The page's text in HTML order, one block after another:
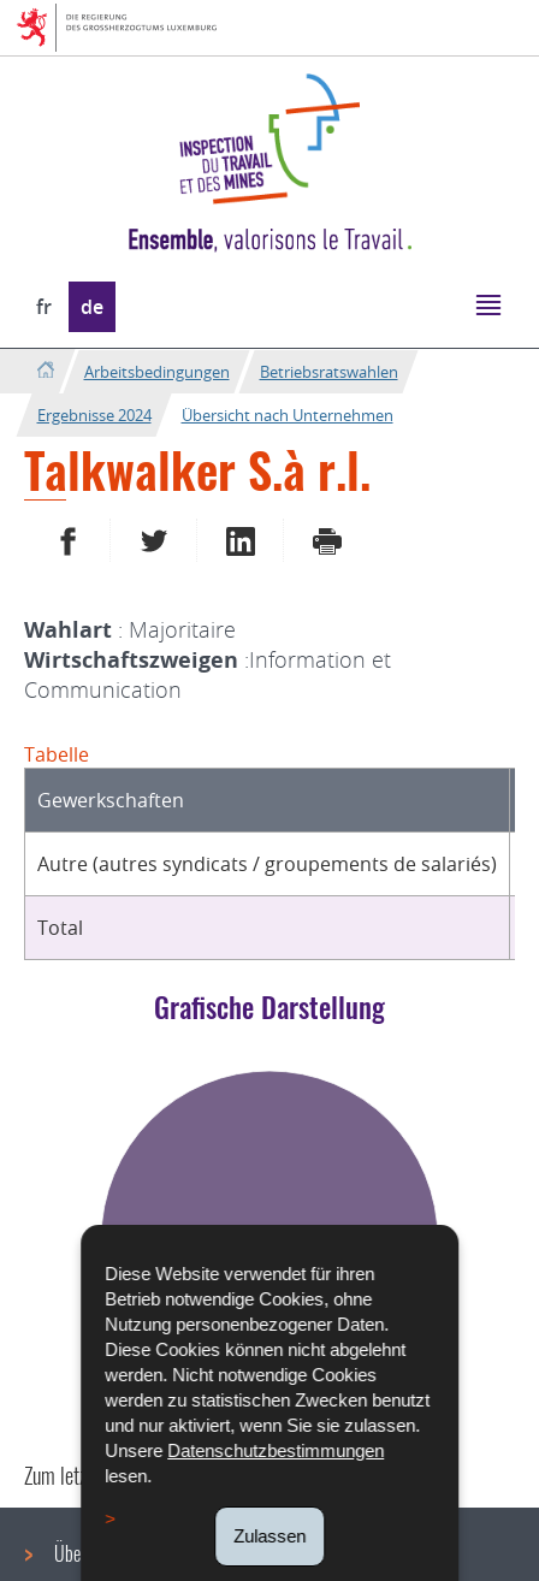
Diese Website verwendet für ihren
Betrieb notwendige Cookies, ohne
Nutzung personenbezogener Daten.
Diese Cookies können nicht abgelehnt
werden. Nicht notwendige Cookies
werden zu statistischen Zwecken benutzt
und nur aktiviert, wenn Sie sie zulassen.
Unsere Datenschutzbestimmungen
lesen.
Zulassen
Zur
Navigation
Zum
Inhalt
Sprache
wechseln
fr de
Arbeitsbedingungen
Betriebsratswahlen
Ergebnisse 2024
Übersicht nach Unternehmen
Talkwalker S.à r.l.
AUF FACEBOOK TEILENAUF TWITTER TEILENAUF LINKEDIN TEILEN
DRUCKEN
Wahlart : Majoritaire
Wirtschaftszweigen :Information et
Communication
Tabelle
Gewerkschaften
Autre (autres syndicats / groupements de salariés)
Total
Grafische Darstellung
Zum letzten Mal aktualisiert am
Über uns